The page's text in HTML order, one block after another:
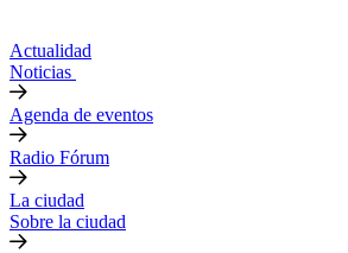
Actualidad
Noticias
Agenda de eventos
Radio Fórum
La ciudad
Sobre la ciudad